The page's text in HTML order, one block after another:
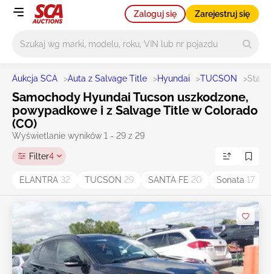
Zaloguj się Zarejestruj się
Aukcja SCA >Auta z Salvage Title >Hyundai >TUCSON >State
Samochody Hyundai Tucson uszkodzone,
powypadkowe i z Salvage Title w Colorado
(CO)
Wyświetlanie wyników 1 - 29 z 29
Filter4
ELANTRA 32 TUCSON 29 SANTA FE 20 Sonata 17